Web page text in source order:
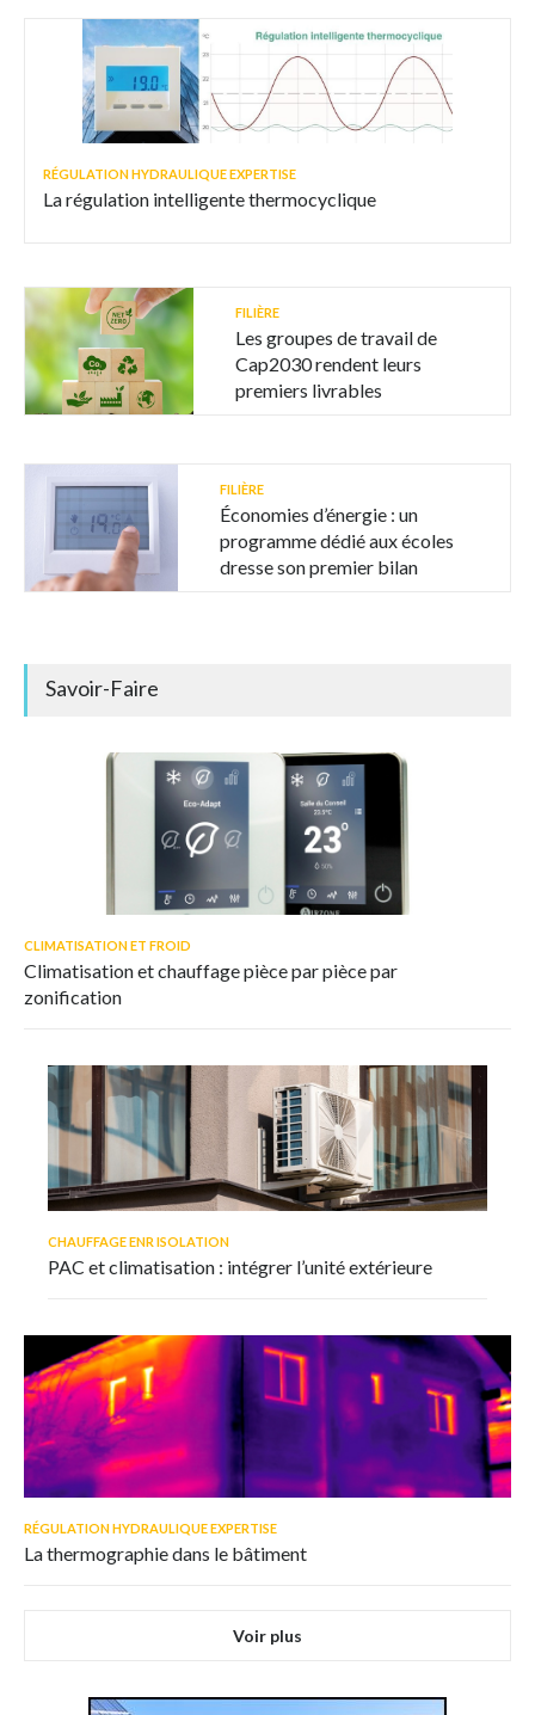
RÉGULATION HYDRAULIQUE EXPERTISE
La régulation intelligente thermocyclique
FILIÈRE
Les groupes de travail de
Cap2030 rendent leurs
premiers livrables
FILIÈRE
Économies d’énergie : un
programme dédié aux écoles
dresse son premier bilan
Savoir-Faire
CLIMATISATION ET FROID
Climatisation et chauffage pièce par pièce par
zonification
CHAUFFAGE ENR ISOLATION
PAC et climatisation : intégrer l’unité extérieure
RÉGULATION HYDRAULIQUE EXPERTISE
La thermographie dans le bâtiment
Voir plus